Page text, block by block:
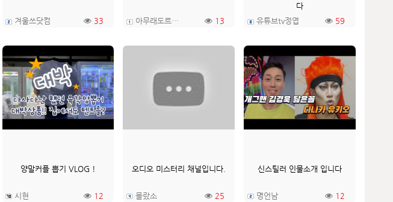
겨울쓰닷컴 33 아무래도르세라핌 13
다
유튜브tv정엽
59
양말커플 뽑기 VLOG !
시현 12
오디오 미스터리 채널입니다.
몰랐소 25
신스틸러 인물소개 입니다
명언남 12